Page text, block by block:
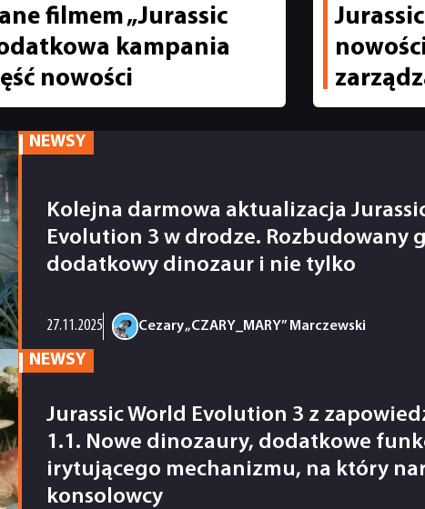
filmem „Jurassic
kampania
nowości
NEWSY
Kolejna darmowa aktualizacja
Evolution 3 w drodze. Rozbudowany
dodatkowy dinozaur i nie tylko
27.11.2025 Cezary „CZARY_MARY” Marczewski
NEWSY
Jurassic World Evolution 3 z
1.1. Nowe dinozaury, dodatkowe
irytującego mechanizmu, na który
konsolowcy